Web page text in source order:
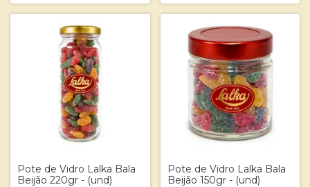
Pote de Vidro Lalka Bala
Beijão 220gr - (und)
Pote de Vidro Lalka Bala
Beijão 150gr - (und)